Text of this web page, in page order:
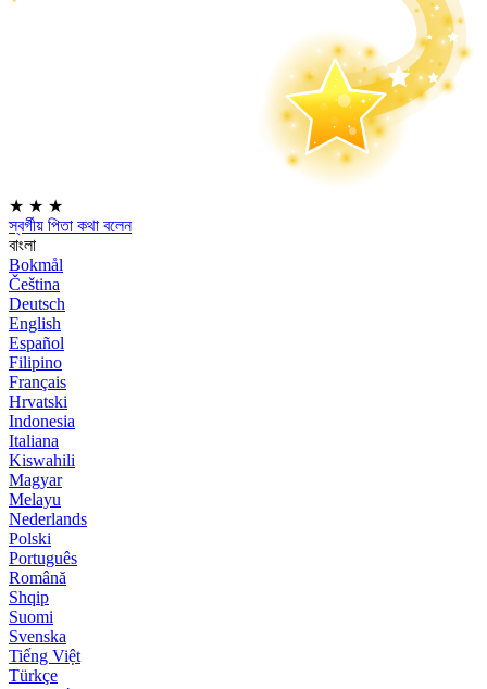
★ ★ ★
স্বর্গীয় পিতা কথা বলেন
বাংলা
Bokmål
Čeština
Deutsch
English
Español
Filipino
Français
Hrvatski
Indonesia
Italiana
Kiswahili
Magyar
Melayu
Nederlands
Polski
Português
Română
Shqip
Suomi
Svenska
Tiếng Việt
Türkçe